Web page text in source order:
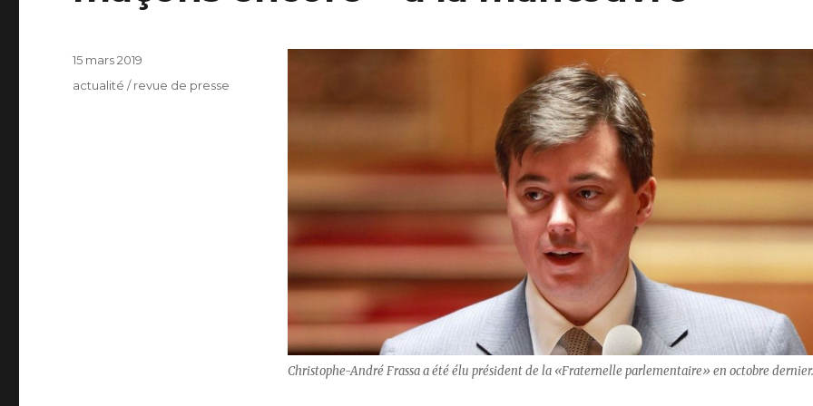
Christophe-André Frassa a été élu président de la «Fraternelle parlementaire» en octobre dernier.
Publié
15 mars 2019
Catégories
actualité / revue de presse